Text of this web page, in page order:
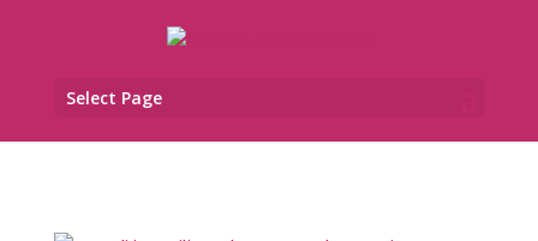
Select Page